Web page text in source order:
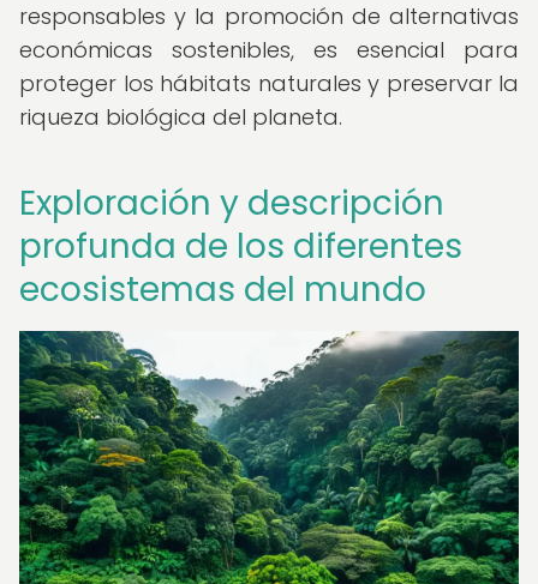
responsables y la promoción de alternativas
económicas sostenibles, es esencial para
proteger los hábitats naturales y preservar la
riqueza biológica del planeta.
Exploración y descripción
profunda de los diferentes
ecosistemas del mundo